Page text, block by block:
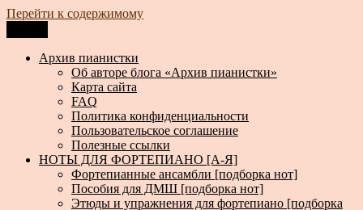
Перейти к содержимому
Архив пианистки
Всё для пианистов: ноты, книги, музыка, статьи…
Архив пианистки
Об авторе блога «Архив пианистки»
Карта сайта
FAQ
Политика конфиденциальности
Пользовательское соглашение
Полезные ссылки
НОТЫ ДЛЯ ФОРТЕПИАНО [А-Я]
Фортепианные ансамбли [подборка нот]
Пособия для ДМШ [подборка нот]
Этюды и упражнения для фортепиано [подборка